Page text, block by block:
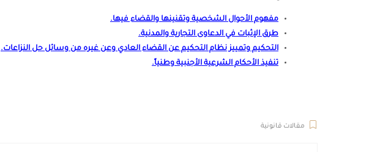
مفهوم الأحوال الشخصية وتقنينها والقضاء فيها.
طرق الإثبات في الدعاوى التجارية والمدنية.
التحكيم وتمييز نظام التحكيم عن القضاء العادي وعن غيره من وسائل حل النزاعات.
تنفيذ الأحكام الشرعية الأجنبية وطنياً.
مقالات قانونية